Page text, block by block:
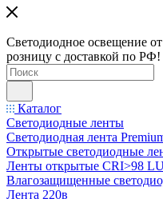
Светодиодное освещение
розницу с доставкой по РФ!
Каталог
Светодиодные ленты
Светодиодная лента
Открытые светодиодные
Ленты открытые CRI>98
Влагозащищенные
Лента 220в